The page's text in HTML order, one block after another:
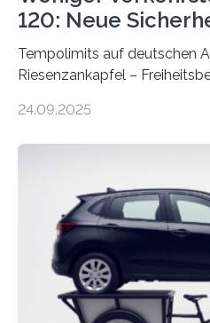
120: Neue
Tempolimits auf deutschen
Riesenzankapfel –
Nach rund 50 Jahren hat
die Zahl der Verkehrstoten
Studie ist in der Zeitschrift
Part A: Policy and Practice
veröffentlicht. Die deutschen
24.09.2025